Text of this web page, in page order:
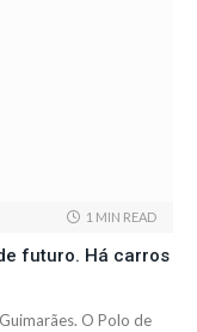
1 MIN READ
futuro. Há carros
O Polo de